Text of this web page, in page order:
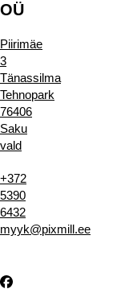
OÜ
Piirimäe
3
Tänassilma
Tehnopark
76406
Saku
vald
+372
5390
6432
myyk@pixmill.ee